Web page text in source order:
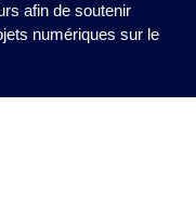
afin de soutenir
numériques sur le